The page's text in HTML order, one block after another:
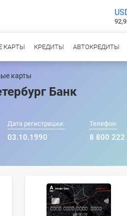
КАРТЫ КРЕДИТЫ АВТОКРЕДИТЫ
карты
Банк
Дата регистрации:
03.10.1990
Телефон:
8 800 222